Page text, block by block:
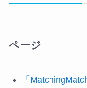
ページ
「